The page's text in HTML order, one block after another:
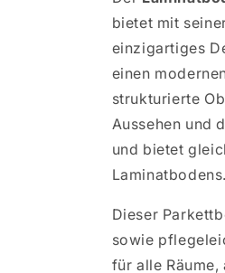
bietet mit
einzigartiges
einen
strukturierte
Aussehen und
und bietet
Laminatbodens.
Dieser
sowie
für alle